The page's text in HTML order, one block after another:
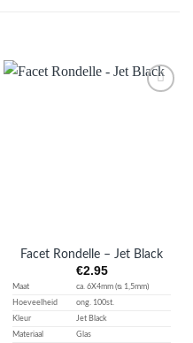
Facet Rondelle – Jet Black
€2.95
Maat
ca. 6X4mm (ᴓ 1,5mm)
Hoeveelheid
ong. 100st.
Kleur
Jet Black
Materiaal
Glas